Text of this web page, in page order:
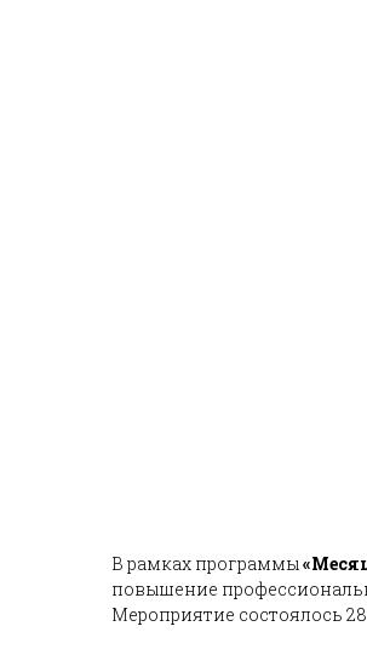
В рамках программы
повышение
Мероприятие состоялось